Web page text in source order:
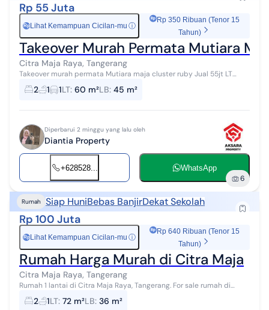
Rp 55 Juta
Rp Lihat Kemampuan Cicilan-mu ⓘ
Rp 350 Ribuan (Tenor 15
Tahun)
Takeover Murah Permata Mutiara
Citra Maja Raya, Tangerang
Takeover murah permata Mutiara maja cluster ruby Jual 55jt LT
60m LB 45m Sudah full renovasi Cicilan 2,178,000 Tenor 25 tahun
Sudah masuk 80 bul...
2 1 1LT: 60 m²LB: 45 m²
Diperbarui 2 minggu yang lalu oleh
Diantia Property
+628528... WhatsApp
6
Rumah Siap HuniBebas BanjirDekat Sekolah
Rp 100 Juta
Rp Lihat Kemampuan Cicilan-mu ⓘ
Rp 640 Ribuan (Tenor 15
Tahun)
Rumah Harga Murah di Citra Maja
Citra Maja Raya, Tangerang
Rumah 1 lantai di Citra Maja Raya, Tangerang. For sale rumah di
wilayah yang tenang. Properti 1 lantai ini berada di lingkungan yang
mudah dijangk...
2 1LT: 72 m²LB: 36 m²